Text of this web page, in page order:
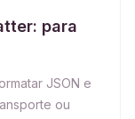
para
JSON e
ou